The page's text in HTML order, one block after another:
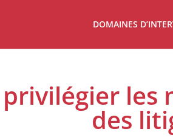
DOMAINES
les
des